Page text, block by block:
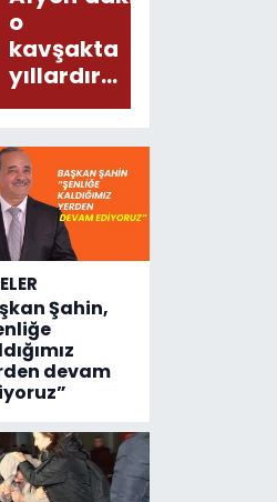
Meğer, kan
donduracak
olaylar
olmuş...
o
kavşakta
yıllardır
değişen
kaza
sayısı!
Şahin,
devam